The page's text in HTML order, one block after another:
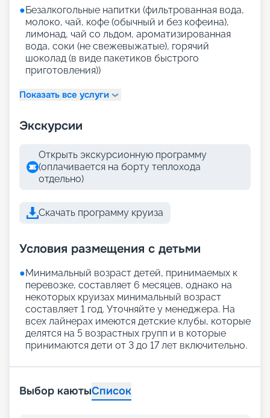
●Безалкогольные напитки (фильтрованная вода,
молоко, чай, кофе (обычный и без кофеина),
лимонад, чай со льдом, ароматизированная
вода, соки (не свежевыжатые), горячий
шоколад (в виде пакетиков быстрого
приготовления))
Показать все услуги
Экскурсии
Открыть экскурсионную программу
(оплачивается на борту теплохода
отдельно)
Скачать программу круиза
Условия размещения с детьми
●Минимальный возраст детей, принимаемых к
перевозке, составляет 6 месяцев, однако на
некоторых круизах минимальный возраст
составляет 1 год. Уточняйте у менеджера. На
всех лайнерах имеются детские клубы, которые
делятся на 5 возрастных групп и в которые
принимаются дети от 3 до 17 лет включительно.
Выбор каютыСписок